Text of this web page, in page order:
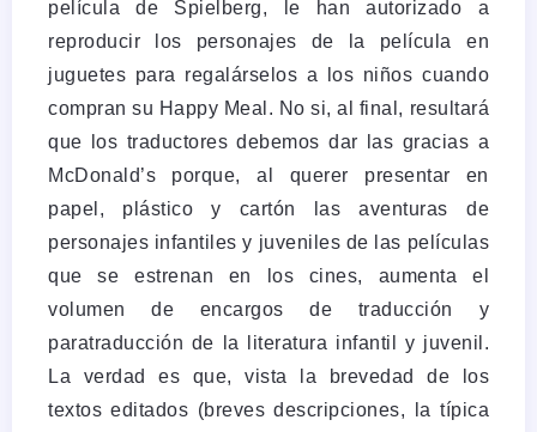
película de Spielberg, le han autorizado a
reproducir los personajes de la película en
juguetes para regalárselos a los niños cuando
compran su Happy Meal. No si, al final, resultará
que los traductores debemos dar las gracias a
McDonald’s porque, al querer presentar en
papel, plástico y cartón las aventuras de
personajes infantiles y juveniles de las películas
que se estrenan en los cines, aumenta el
volumen de encargos de traducción y
paratraducción de la literatura infantil y juvenil.
La verdad es que, vista la brevedad de los
textos editados (breves descripciones, la típica